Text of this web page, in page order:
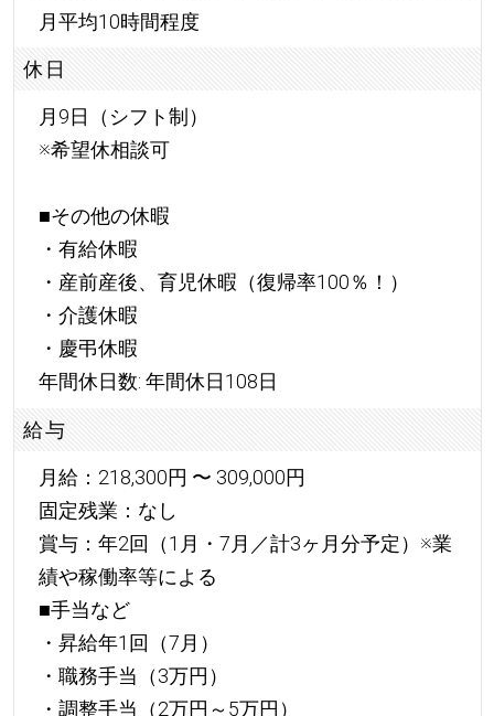
月平均10時間程度
休日
月9日（シフト制）
※希望休相談可
■その他の休暇
・有給休暇
・産前産後、育児休暇（復帰率100％！）
・介護休暇
・慶弔休暇
年間休日数: 年間休日108日
給与
月給：218,300円 〜 309,000円
固定残業：なし
賞与：年2回（1月・7月／計3ヶ月分予定）※業
績や稼働率等による
■手当など
・昇給年1回（7月）
・職務手当（3万円）
・調整手当（2万円～5万円）